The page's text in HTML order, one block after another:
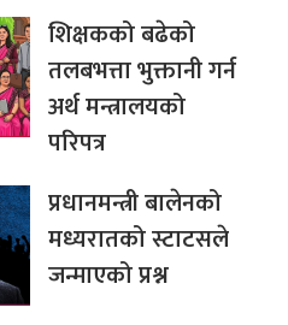
शिक्षकको बढेको
तलबभत्ता भुक्तानी गर्न
अर्थ मन्त्रालयको
परिपत्र
प्रधानमन्त्री बालेनको
मध्यरातको स्टाटसले
जन्माएको प्रश्न